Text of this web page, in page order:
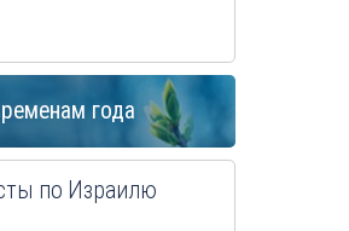
года
по Израилю